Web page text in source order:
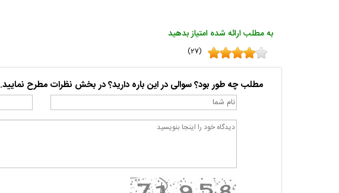
به مطلب ارائه شده امتیاز بدهید
(27)
مطلب چه طور بود؟ سوالی در این باره دارید؟ در بخش نظرات مطرح نمایید.